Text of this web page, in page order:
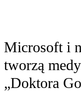
Microsoft i
tworzą
„Doktora